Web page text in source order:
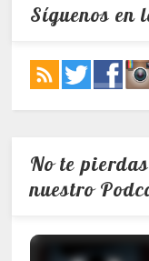
Síguenos en
No te
nuestro